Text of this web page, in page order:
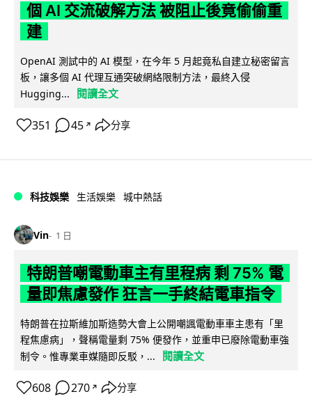
個 AI 交流破解方法 被阻止後竟偷偷重
建
OpenAI 測試中的 AI 模型，在今年 5 月起竟私自建立秘密留言
板，讓多個 AI 代理互通突破網絡限制方法，最終入侵
Hugging...
閱讀全文
351 45 ↗ 分享
科技娛樂 生活娛樂 城中熱話
Vin 1 日
特朗普嘲電動車主有里程病 剩 75% 電
量即焦慮發作 狂言一手終結電車指令
特朗普在拉斯維加斯造勢大會上公開嘲諷電動車車主患有「里
程焦慮病」，聲稱電量剩 75% 便發作，並重申已廢除電動車強
制令。惟專業車媒隨即反駁，...
閱讀全文
608 270 ↗ 分享